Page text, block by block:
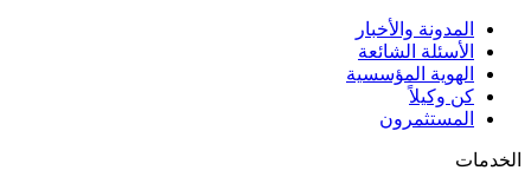
المدونة والأخبار
الأسئلة الشائعة
الهوية المؤسسية
كن وكيلاً
المستثمرون
الخدمات